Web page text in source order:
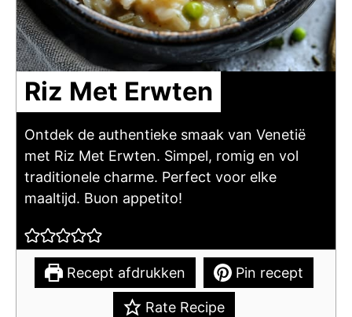
Riz Met Erwten
Ontdek de authentieke smaak van Venetië
met Riz Met Erwten. Simpel, romig en vol
traditionele charme. Perfect voor elke
maaltijd. Buon appetito!
Recept afdrukken Pin recept
Rate Recipe